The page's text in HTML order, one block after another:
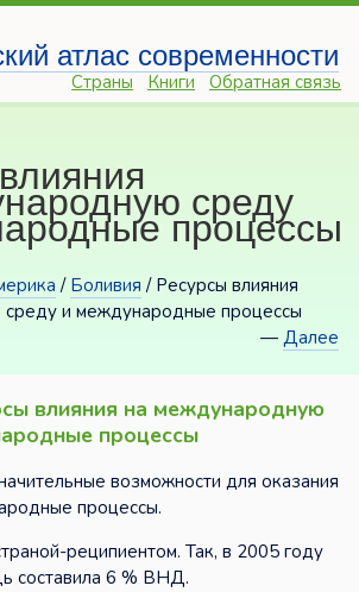
атлас современности
Страны Книги Обратная связь
среду
процессы
/ Боливия / Ресурсы влияния
и международные процессы
—Далее
влияния на международную
процессы
возможности для оказания
процессы.
реципиентом. Так, в 2005 году
составила 6 % ВНД.